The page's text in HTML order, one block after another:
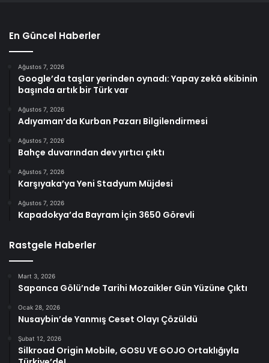
En Güncel Haberler
Ağustos 7, 2026
Google’da taşlar yerinden oynadı: Yapay zekâ ekibinin
başında artık bir Türk var
Ağustos 7, 2026
Adıyaman’da Kurban Pazarı Bilgilendirmesi
Ağustos 7, 2026
Bahçe duvarından dev yırtıcı çıktı
Ağustos 7, 2026
Karşıyaka’ya Yeni Stadyum Müjdesi
Ağustos 7, 2026
Kapadokya’da Bayram İçin 3650 Görevli
Rastgele Haberler
Mart 3, 2026
Sapanca Gölü’nde Tarihi Mozaikler Gün Yüzüne Çıktı
Ocak 28, 2026
Nusaybin’de Yanmış Ceset Olayı Çözüldü
Şubat 12, 2026
Silkroad Origin Mobile, GOSU VE GOJO Ortaklığıyla